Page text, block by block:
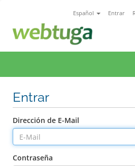
Español Entrar
Entrar
Dirección de E-Mail
Contraseña